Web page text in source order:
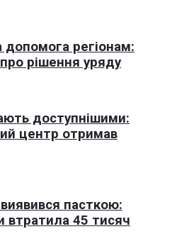
допомога регіонам:
рішення уряду
доступнішими:
центр отримав
пасткою:
45 тисяч